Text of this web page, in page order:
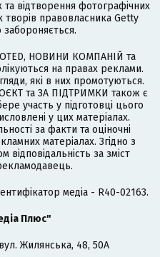
відтворення фотографічних
творів правовласника Getty
НОВИНИ КОМПАНІЙ та
на правах реклами.
які в них промотуються.
та ЗА ПІДТРИМКИ також є
участь у підготовці цього
у цих матеріалах.
за факти та оціночні
матеріалах. Згідно з
відповідальність за зміст
медіа - R40-02163.
Плюс"
Жилянська, 48, 50А